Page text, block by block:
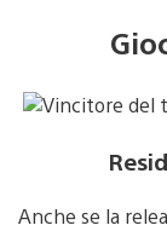
Anche se la